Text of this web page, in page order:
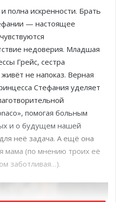
полна искренности. Брать
— настоящее
недоверия. Младшая
Грейс, сестра
не напоказ. Верная
Стефания уделяет
помогая больным
и о будущем нашей
неё задача. А ещё она
мама (по мнению троих её
заботливая…).